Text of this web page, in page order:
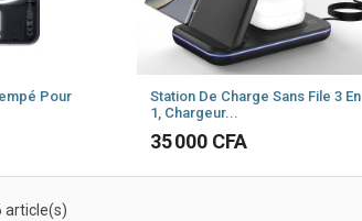
Pour
Station De Charge Sans File 3 En
1, Chargeur...
Prix
35 000 CFA
article(s)